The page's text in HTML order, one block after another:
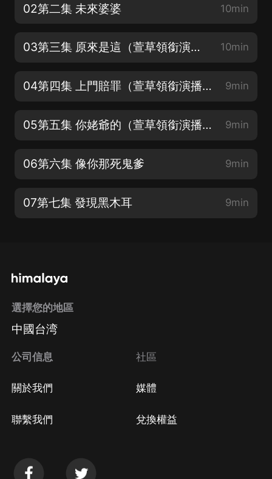
02第二集 未來婆婆 10min
03第三集 原來是這（萱草領銜演播種田發家致富穿越大戲） 10min
04第四集 上門賠罪（萱草領銜演播種田發家致富穿越大戲） 9min
05第五集 你姥爺的（萱草領銜演播種田發家致富穿越大戲） 9min
06第六集 像你那死鬼爹 9min
07第七集 發現黑木耳 9min
選擇您的地區
中國台湾
公司信息
關於我們
聯繫我們
社區
媒體
兌換權益